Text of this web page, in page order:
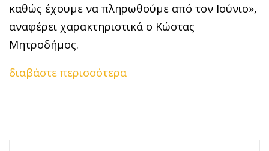
καθώς έχουμε να πληρωθούμε από τον Ιούνιο»,
αναφέρει χαρακτηριστικά ο Κώστας
Μητροδήμος.
διαβάστε περισσότερα